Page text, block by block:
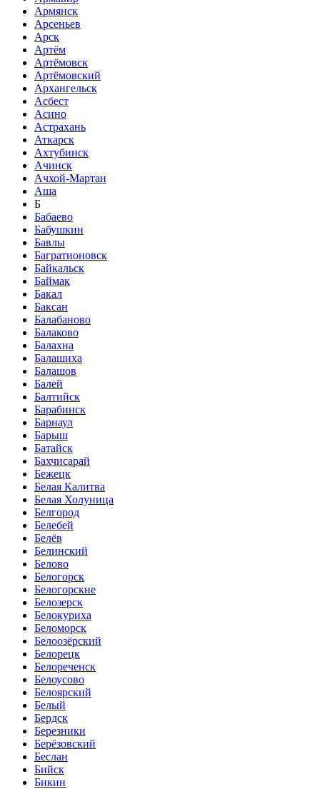
Армянск
Арсеньев
Арск
Артём
Артёмовск
Артёмовский
Архангельск
Асбест
Асино
Астрахань
Аткарск
Ахтубинск
Ачинск
Ачхой-Мартан
Аша
Б
Бабаево
Бабушкин
Бавлы
Багратионовск
Байкальск
Баймак
Бакал
Баксан
Балабаново
Балаково
Балахна
Балашиха
Балашов
Балей
Балтийск
Барабинск
Барнаул
Барыш
Батайск
Бахчисарай
Бежецк
Белая Калитва
Белая Холуница
Белгород
Белебей
Белёв
Белинский
Белово
Белогорск
Белогорскне
Белозерск
Белокуриха
Беломорск
Белоозёрский
Белорецк
Белореченск
Белоусово
Белоярский
Белый
Бердск
Березники
Берёзовский
Беслан
Бийск
Бикин